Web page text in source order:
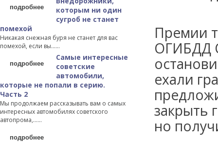
подробнее
которым ни один
сугроб не станет
помехой
Никакая снежная буря не станет для вас
помехой, если вы…...
подробнее
Самые интересные
советские
автомобили,
которые не попали в серию.
Часть 2
Мы продолжаем рассказывать вам о самых
интересных автомобилях советского
автопрома,…...
подробнее
Премии
ОГИБДД
ехали
закрыть
но